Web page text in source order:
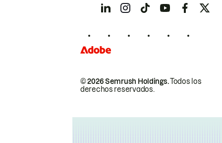
© 2026 Semrush Holdings.Todos los
derechos reservados.